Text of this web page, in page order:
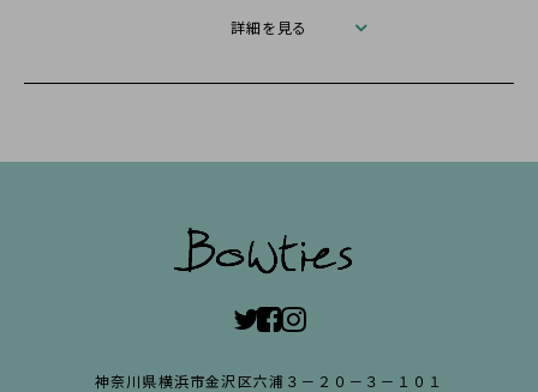
詳細を見る
神奈川県横浜市金沢区六浦３－２０－３－１０１